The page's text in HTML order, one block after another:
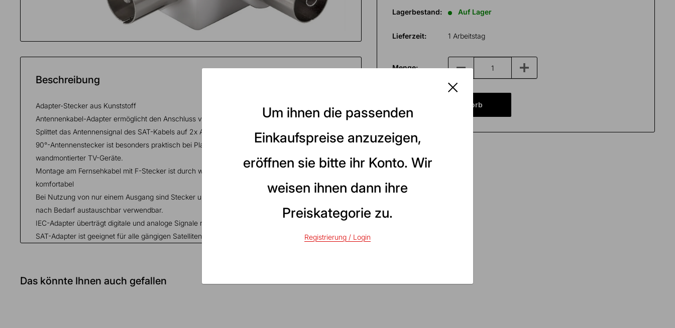
Um ihnen die passenden
Einkaufspreise anzuzeigen,
eröffnen sie bitte ihr Konto. Wir
weisen ihnen dann ihre
Preiskategorie zu.
Registrierung / Login
Lagerbestand: Auf Lager
Lieferzeit: 1 Arbeitstag
Menge:
In den Warenkorb
Beschreibung
Adapter-Stecker aus Kunststoff
Antennenkabel-Adapter ermöglicht den Anschluss von 2x Fernsehern an nur 1x Antennendose.
Splittet das Antennensignal des SAT-Kabels auf 2x Ausgänge
90°-Antennenstecker ist besonders praktisch bei Platzmangel, z. B. beim Anschluss
wandmontierter TV-Geräte.
Montage am Fernsehkabel mit F-Stecker ist durch werkzeugloses Aufstecken besonders
komfortabel
Bei Nutzung von nur einem Ausgang sind Stecker und Buchse des SAT-Kabel-Verbinders je
nach Bedarf austauschbar verwendbar.
IEC-Adapter überträgt digitale und analoge Signale reibungslos und störungsfrei.
SAT-Adapter ist geeignet für alle gängigen Satellitenkabel bzw. Koaxialkabel.
Das könnte Ihnen auch gefallen